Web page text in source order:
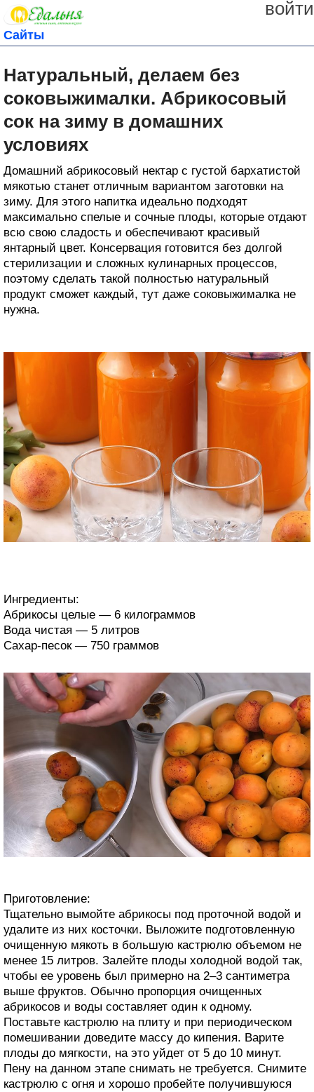
войти
Сайты
Натуральный, делаем без
соковыжималки. Абрикосовый
сок на зиму в домашних
условиях
Домашний абрикосовый нектар с густой бархатистой
мякотью станет отличным вариантом заготовки на
зиму. Для этого напитка идеально подходят
максимально спелые и сочные плоды, которые отдают
всю свою сладость и обеспечивают красивый
янтарный цвет. Консервация готовится без долгой
стерилизации и сложных кулинарных процессов,
поэтому сделать такой полностью натуральный
продукт сможет каждый, тут даже соковыжималка не
нужна.
Ингредиенты:
Абрикосы целые — 6 килограммов
Вода чистая — 5 литров
Сахар-песок — 750 граммов
Приготовление:
Тщательно вымойте абрикосы под проточной водой и
удалите из них косточки. Выложите подготовленную
очищенную мякоть в большую кастрюлю объемом не
менее 15 литров. Залейте плоды холодной водой так,
чтобы ее уровень был примерно на 2–3 сантиметра
выше фруктов. Обычно пропорция очищенных
абрикосов и воды составляет один к одному.
Поставьте кастрюлю на плиту и при периодическом
помешивании доведите массу до кипения. Варите
плоды до мягкости, на это уйдет от 5 до 10 минут.
Пену на данном этапе снимать не требуется. Снимите
кастрюлю с огня и хорошо пробейте получившуюся